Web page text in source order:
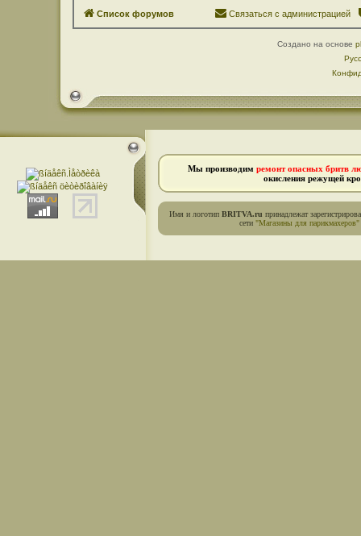
Список форумов Связаться с администрацией
Создано на основе
Мы производим ремонт опасных бритв
окисления режущей
Имя и логотип BRITVA.ru принадлежат
сети "Магазины для парикмахеров"